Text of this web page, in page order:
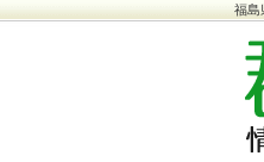
福島